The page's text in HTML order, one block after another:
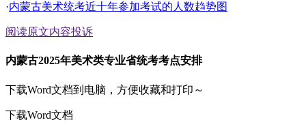
·内蒙古美术统考近十年参加考试的人数趋势图
阅读原文内容投诉
内蒙古2025年美术类专业省统考考点安排
下载Word文档到电脑，方便收藏和打印～
下载Word文档